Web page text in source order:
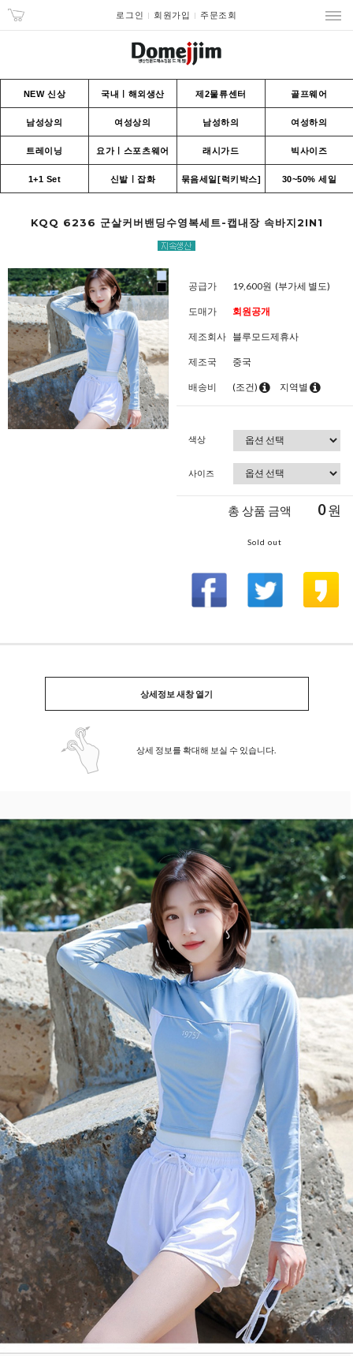
로그인 회원가입 주문조회
NEW 신상 국내ㅣ해외생산 제2물류센터 골프웨어
남성상의 여성상의 남성하의 여성하의
트레이닝 요가ㅣ스포츠웨어 래시가드 빅사이즈
1+1 Set 신발ㅣ잡화 묶음세일[럭키박스] 30~50% 세일
KQQ 6236 군살커버밴딩수영복세트-캡내장 속바지2IN1
공급가 19,600원 (부가세 별도)
도매가 회원공개
제조회사 블루모드제휴사
제조국 중국
배송비 (조건) 지역별
색상
사이즈
총 상품 금액 0원
Sold out
상세정보 새창 열기
상세 정보를 확대해 보실 수 있습니다.